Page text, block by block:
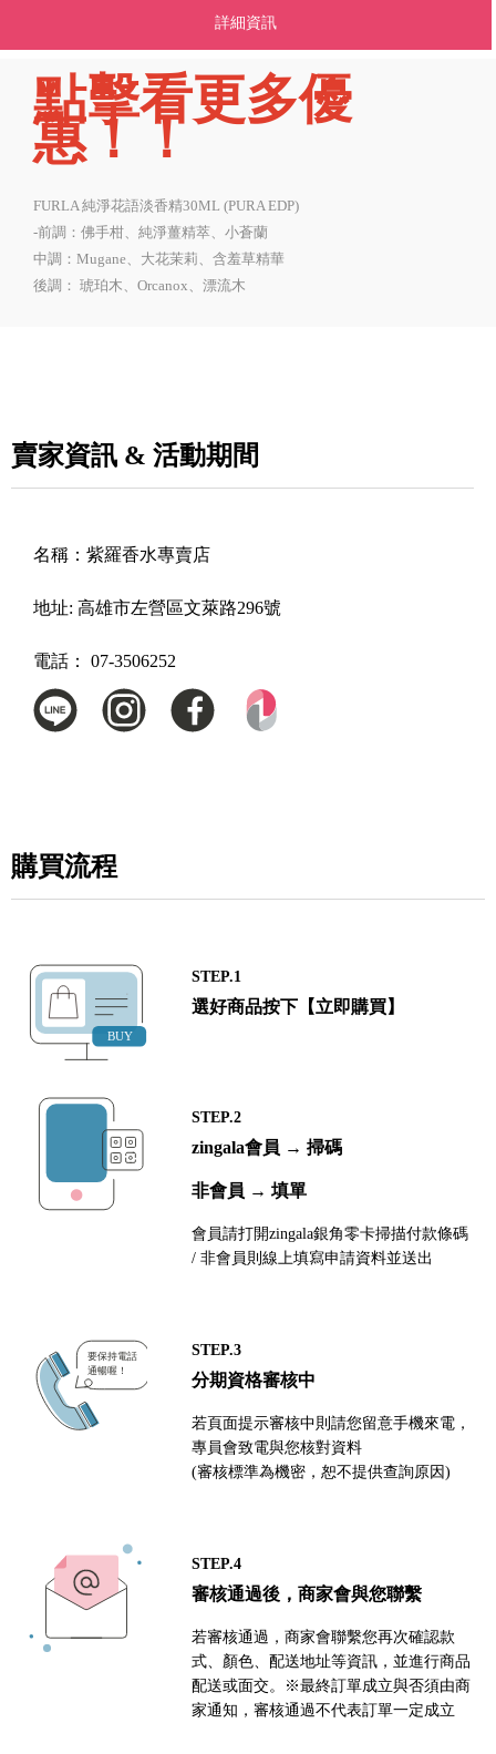
詳細資訊
點擊看更多優
惠！！
FURLA 純淨花語淡香精30ML (PURA EDP)
-前調：佛手柑、純淨薑精萃、小蒼蘭
中調：Mugane、大花茉莉、含羞草精華
後調： 琥珀木、Orcanox、漂流木
賣家資訊 & 活動期間
名稱： 紫羅香水專賣店
地址: 高雄市左營區文萊路296號
電話： 07-3506252
購買流程
STEP.1
選好商品按下【立即購買】
STEP.2
zingala會員 → 掃碼
非會員 → 填單
會員請打開zingala銀角零卡掃描付款條碼
/ 非會員則線上填寫申請資料並送出
STEP.3
分期資格審核中
若頁面提示審核中則請您留意手機來電，
專員會致電與您核對資料
(審核標準為機密，恕不提供查詢原因)
STEP.4
審核通過後，商家會與您聯繫
若審核通過，商家會聯繫您再次確認款
式、顏色、配送地址等資訊，並進行商品
配送或面交。※最終訂單成立與否須由商
家通知，審核通過不代表訂單一定成立